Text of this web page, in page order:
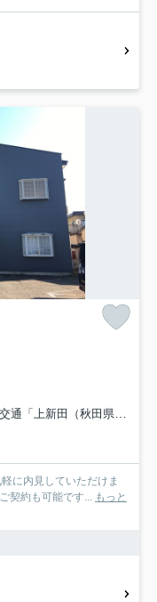
田（秋田県）」 停歩3分
に内見していただけま
契約も可能です...
もっと